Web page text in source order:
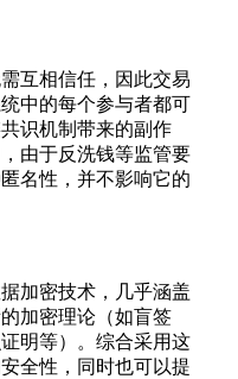
互相信任，因此交易
中的每个参与者都可
识机制带来的副作
由于反洗钱等监管要
名性，并不影响它的
加密技术，几乎涵盖
加密理论（如盲签
明等）。综合采用这
全性，同时也可以提